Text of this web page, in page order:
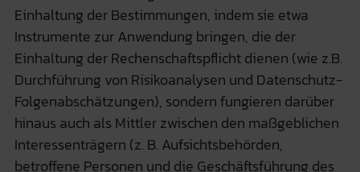
Einhaltung der Bestimmungen, indem sie etwa
Instrumente zur Anwendung bringen, die der
Einhaltung der Rechenschaftspflicht dienen (wie z.B.
Durchführung von Risikoanalysen und Datenschutz-
Folgenabschätzungen), sondern fungieren darüber
hinaus auch als Mittler zwischen den maßgeblichen
Interessenträgern (z. B. Aufsichtsbehörden,
betroffene Personen und die Geschäftsführung des